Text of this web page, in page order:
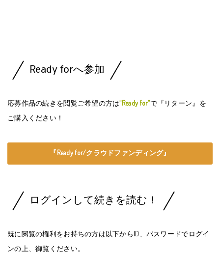
Ready forへ参加
応募作品の続きを閲覧ご希望の方は“Ready for”で『リターン』を
ご購入ください！
『Ready for/クラウドファンディング』
ログインして続きを読む！
既に閲覧の権利をお持ちの方は以下からID、パスワードでログイ
ンの上、御覧ください。